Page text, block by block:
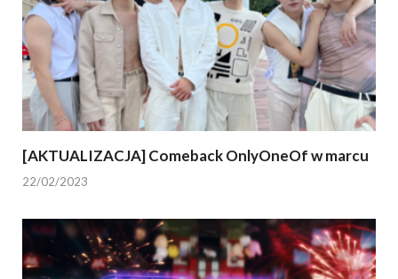
[AKTUALIZACJA] Comeback OnlyOneOf w marcu
22/02/2023